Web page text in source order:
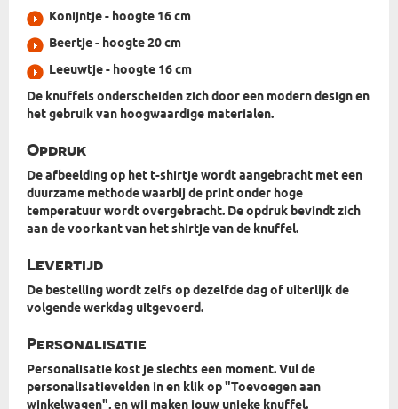
Konijntje - hoogte 16 cm
Beertje - hoogte 20 cm
Leeuwtje - hoogte 16 cm
De knuffels onderscheiden zich door een modern designen
het gebruik van hoogwaardige materialen.
Opdruk
De afbeelding op het t-shirtje wordt aangebracht met een
duurzame methode waarbij de print onder hoge
temperatuur wordt overgebracht. De opdruk bevindt zich
aan de voorkant van het shirtje van de knuffel.
Levertijd
De bestelling wordt zelfsop dezelfde dagof uiterlijk de
volgende werkdag uitgevoerd.
Personalisatie
Personalisatie kost je slechts een moment. Vul de
personalisatievelden in en klik op "Toevoegen aan
winkelwagen", en wij maken jouw unieke knuffel.